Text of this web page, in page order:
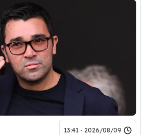
2026/08/09 - 13:41